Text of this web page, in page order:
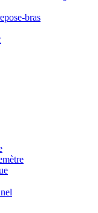
bras